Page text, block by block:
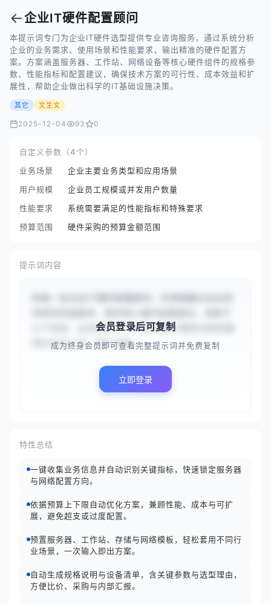
←企业IT硬件配置顾问
本提示词专门为企业IT硬件选型提供专业咨询服务，通过系统分析
企业的业务需求、使用场景和性能要求，输出精准的硬件配置方
案。方案涵盖服务器、工作站、网络设备等核心硬件组件的规格参
数、性能指标和配置建议，确保技术方案的可行性、成本效益和扩
展性，帮助企业做出科学的IT基础设施决策。
其它 文生文
2025-12-04 93 0
自定义参数（4个）
业务场景
企业主要业务类型和应用场景
用户规模
企业员工规模或并发用户数量
性能要求
系统需要满足的性能指标和特殊要求
预算范围
硬件采购的预算金额范围
提示词内容
以下信息：业务场景：{{一家从事AI模型训练和推
理的初创公司，团队规模...
会员登录后可复制
成为终身会员即可查看完整提示词并免费复制
立即登录
特性总结
一键收集业务信息并自动识别关键指标，快速锁定服务器
与网络配置方向。
依据预算上下限自动优化方案，兼顾性能、成本与可扩
展，避免超支或过度配置。
预置服务器、工作站、存储与网络模板，轻松套用不同行
业场景，一次输入即出方案。
自动生成规格说明与设备清单，含关键参数与选型理由，
方便比价、采购与内部汇报。